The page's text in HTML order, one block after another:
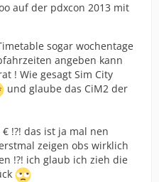
auf der pdxcon 2013 mit
sogar wochentage
angeben kann
! Wie gesagt Sim City
und glaube das CiM2 der
!?! das ist ja mal nen
zeigen obs wirklich
!?! ich glaub ich zieh die